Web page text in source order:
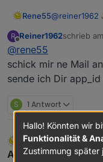
Rene55@reiner1962
immer auf
versuchen,
R
Offline
Reiner1962schrieb am
zuletzt
@rene55
schick mir ne Mail an
sende ich Dir
S 1 Antwort
Online
Rene55schrieb am
zuletzt editiert
An alle Tester : es
Hallo! Könnten wir
Funktionalität &
Zustimmung später